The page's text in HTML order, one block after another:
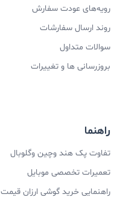
رویه‌های عودت سفارش
روند ارسال سفارشات
سوالات متداول
بروزرسانی ها و تغییرات
راهنما
تفاوت پک هند وچین وگلوبال
تعمیرات تخصصی موبایل
راهنمایی خرید گوشی ارزان قیمت